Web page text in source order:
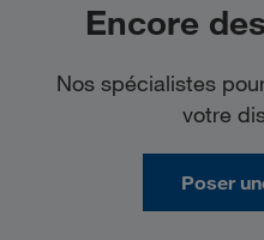
Encore
Nos spécialistes
votre
Poser